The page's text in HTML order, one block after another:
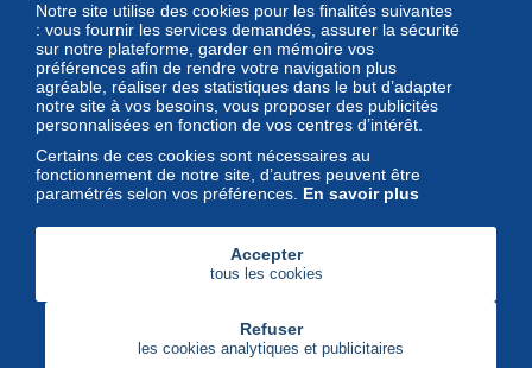
Magazine
Un regard unique et décalé sur
l'univers des timbres et leurs
collectionneurs
Notre site utilise des cookies pour les finalités suivantes
: vous fournir les services demandés, assurer la sécurité
sur notre plateforme, garder en mémoire vos
préférences afin de rendre votre navigation plus
agréable, réaliser des statistiques dans le but d’adapter
notre site à vos besoins, vous proposer des publicités
personnalisées en fonction de vos centres d’intérêt.
Certains de ces cookies sont nécessaires au
fonctionnement de notre site, d’autres peuvent être
paramétrés selon vos préférences. En savoir plus
Accepter
tous les cookies
Refuser
les cookies analytiques et publicitaires